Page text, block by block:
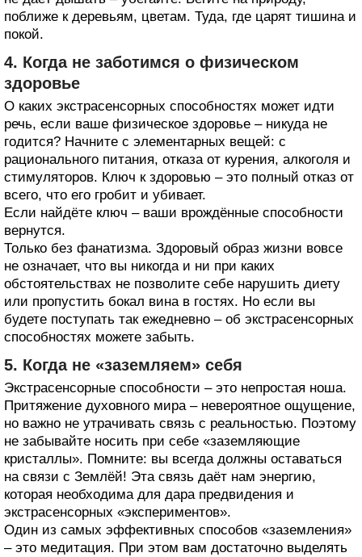
поближе к деревьям, цветам. Туда, где царят тишина и
покой.
4. Когда не заботимся о физическом
здоровье
О каких экстрасенсорных способностях может идти
речь, если ваше физическое здоровье – никуда не
годится? Начните с элементарных вещей: с
рационального питания, отказа от курения, алкоголя и
стимуляторов. Ключ к здоровью – это полный отказ от
всего, что его гробит и убивает.
Если найдёте ключ – ваши врождённые способности
вернутся.
Только без фанатизма. Здоровый образ жизни вовсе
не означает, что вы никогда и ни при каких
обстоятельствах не позволите себе нарушить диету
или пропустить бокал вина в гостях. Но если вы
будете поступать так ежедневно – об экстрасенсорных
способностях можете забыть.
5. Когда не «заземляем» себя
Экстрасенсорные способности – это непростая ноша.
Притяжение духовного мира – невероятное ощущение,
но важно не утрачивать связь с реальностью. Поэтому
не забывайте носить при себе «заземляющие
кристаллы». Помните: вы всегда должны оставаться
на связи с Землёй! Эта связь даёт нам энергию,
которая необходима для дара предвидения и
экстрасенсорных «экспериментов».
Один из самых эффективных способов «заземления»
– это медитация. При этом вам достаточно выделять